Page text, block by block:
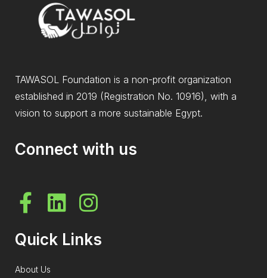
TAWASOL Foundation is a non-profit organization
established in 2019 (Registration No. 10916), with a
vision to support a more sustainable Egypt.
Connect with us
Quick Links
About Us